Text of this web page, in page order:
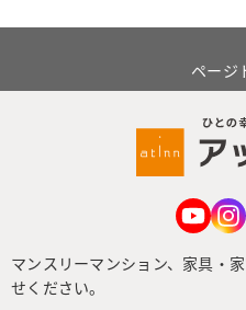
ページ
マンスリーマンション、家具・
せください。